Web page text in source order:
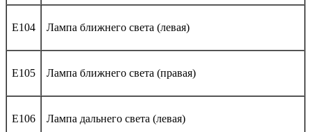
E104 Лампа ближнего света (левая)
E105 Лампа ближнего света (правая)
E106 Лампа дальнего света (левая)